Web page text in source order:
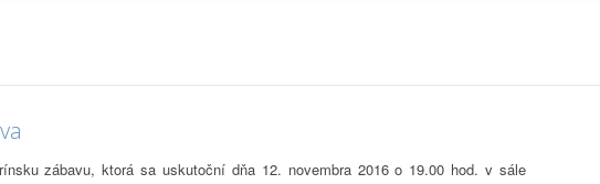
zábavu, ktorá sa uskutoční dňa 12. novembra 2016 o 19.00 hod. v sále